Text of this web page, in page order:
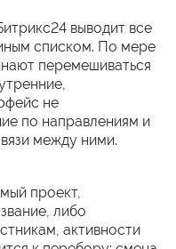
выводит все
списком. По мере
перемешиваться
не
по направлениям и
между ними.
проект,
либо
активности